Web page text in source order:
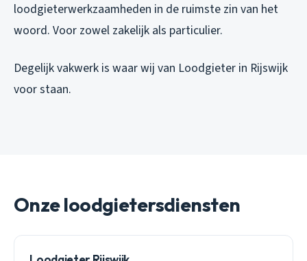
loodgieterwerkzaamheden in de ruimste zin van het
woord. Voor zowel zakelijk als particulier.
Degelijk vakwerk is waar wij van Loodgieter in Rijswijk
voor staan.
Onze loodgietersdiensten